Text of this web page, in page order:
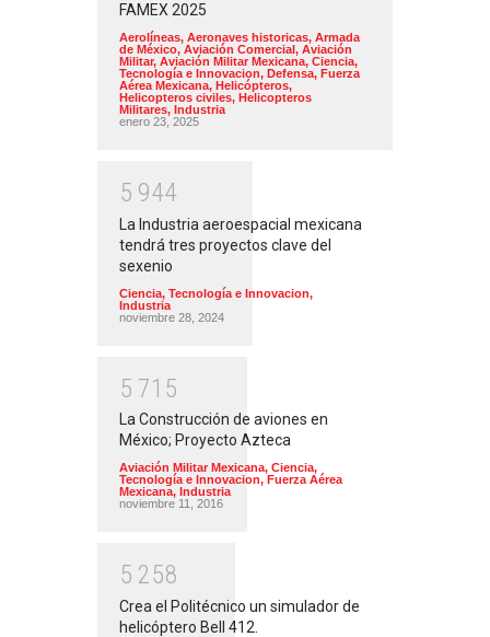
FAMEX 2025
Aerolíneas, Aeronaves historicas, Armada
de México, Aviación Comercial, Aviación
Militar, Aviación Militar Mexicana, Ciencia,
Tecnología e Innovacion, Defensa, Fuerza
Aérea Mexicana, Helicópteros,
Helicopteros civiles, Helicopteros
Militares, Industria
enero 23, 2025
5 944
La Industria aeroespacial mexicana
tendrá tres proyectos clave del
sexenio
Ciencia, Tecnología e Innovacion,
Industria
noviembre 28, 2024
5 71 5
La Construcción de aviones en
México; Proyecto Azteca
Aviación Militar Mexicana, Ciencia,
Tecnología e Innovacion, Fuerza Aérea
Mexicana, Industria
noviembre 11, 2016
5 258
Crea el Politécnico un simulador de
helicóptero Bell 412.